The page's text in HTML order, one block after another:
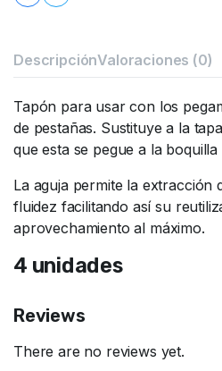
DescripciónValoraciones (0)
Tapón para usar con los
de pestañas. Sustituye a la
que esta se pegue a la
La aguja permite la extracción
fluidez facilitando así su
aprovechamiento al máximo.
4 unidades
Reviews
There are no reviews yet.